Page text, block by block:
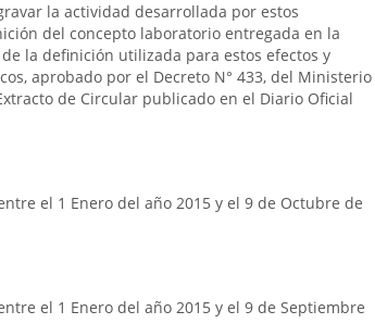
la actividad desarrollada por estos
del concepto laboratorio entregada en la
la definición utilizada para estos efectos y
aprobado por el Decreto N° 433, del Ministerio
de Circular publicado en el Diario Oficial
el 1 Enero del año 2015 y el 9 de Octubre de
el 1 Enero del año 2015 y el 9 de Septiembre